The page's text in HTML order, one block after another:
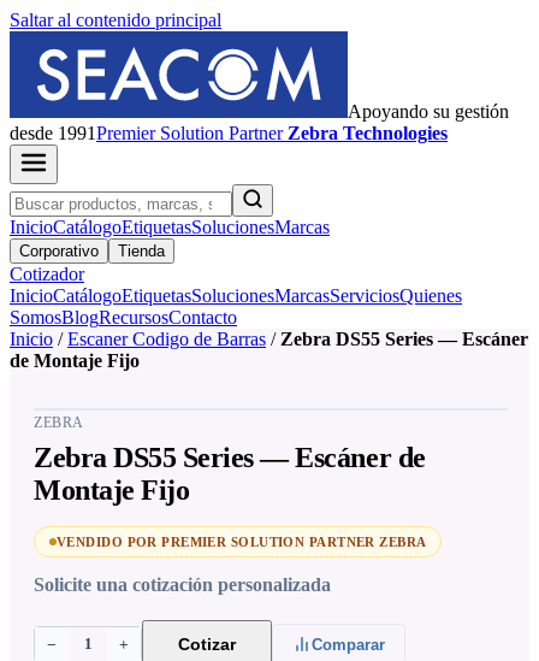
Saltar al contenido principal
Apoyando su gestión
desde 1991PremierSolution Partner Zebra Technologies
InicioCatálogoEtiquetasSolucionesMarcas
Corporativo Tienda
Cotizador
InicioCatálogoEtiquetasSolucionesMarcasServiciosQuienes
SomosBlogRecursosContacto
Inicio / Escaner Codigo de Barras / Zebra DS55 Series — Escáner
de Montaje Fijo
ZEBRA
Zebra DS55 Series — Escáner de
Montaje Fijo
VENDIDO POR PREMIER SOLUTION PARTNER ZEBRA
Solicite una cotización personalizada
− 1 + Cotizar Comparar